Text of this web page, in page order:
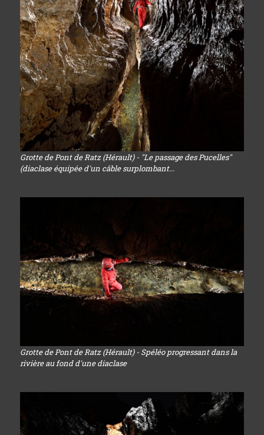
Grotte de Pont de Ratz (Hérault) - "Le passage des Pucelles"
(diaclase équipée d'un câble surplombant...
Grotte de Pont de Ratz (Hérault) - Spéléo progressant dans la
rivière au fond d'une diaclase